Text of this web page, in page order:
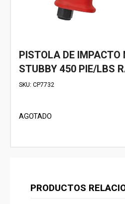
PISTOLA DE IMPACTO
STUBBY 450 PIE/LBS
SKU: CP7732
AGOTADO
PRODUCTOS